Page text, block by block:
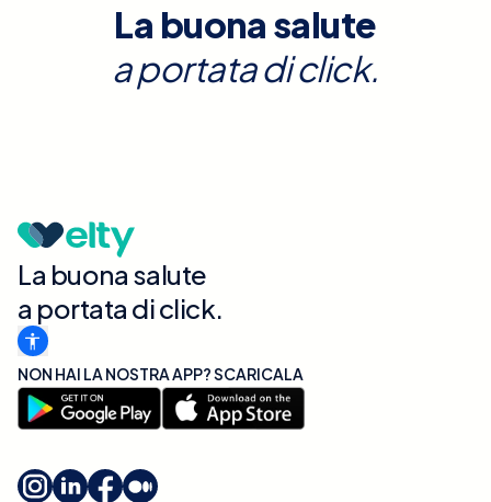
La buona salute
a portata di click.
La buona salute
a portata di click.
NON HAI LA NOSTRA APP? SCARICALA